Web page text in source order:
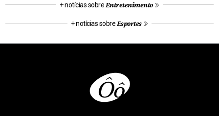
+ notícias sobre Entretenimento
+ notícias sobre Esportes